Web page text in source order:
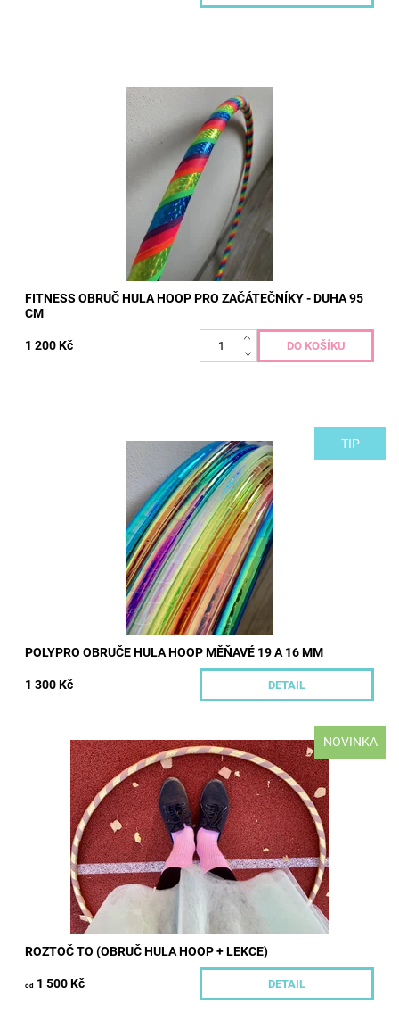
Tato obruč momentálně není skladem. Vyrobíme ji pro Vás a
zašleme cca týdne od přijetí platby. Fitness obruč hula hoop pro
začátečníky o průměru...
Skladem
FITNESS OBRUČ HULA HOOP PRO ZAČÁTEČNÍKY - DUHA 95
CM
1 200 Kč
TIP
Velikosti a barvy obručí vyrábíme na míru cca do týdne od přijetí
platby. Pokročilé polypro obruče polepené dekorativní měňavou
Skladem
483/PSY13
Hoopeto
POLYPRO OBRUČE HULA HOOP MĚŇAVÉ 19 A 16 MM
1 300 Kč DETAIL
NOVINKA
Začátečnická taneční nebo fitness obruč a soukromá lekce v
Praze v jednom. Roztoč to je skvělý produkt pro všechny
začátečníky, kteří chtějí...
Dostupnost:
Skladem
583/IND
Hoopeto
ROZTOČ TO (OBRUČ HULA HOOP + LEKCE)
od 1 500 Kč DETAIL